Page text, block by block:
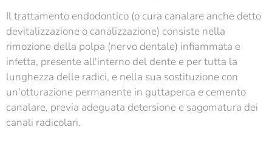
Il trattamento endodontico (o cura canalare anche detto
devitalizzazione o canalizzazione) consiste nella
rimozione della polpa (nervo dentale) infiammata e
infetta, presente all'interno del dente e per tutta la
lunghezza delle radici, e nella sua sostituzione con
un'otturazione permanente in guttaperca e cemento
canalare, previa adeguata detersione e sagomatura dei
canali radicolari.